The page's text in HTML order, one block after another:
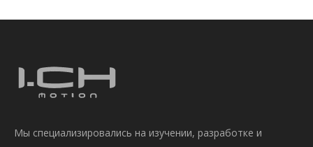
Мы специализировались на изучении, разработке и